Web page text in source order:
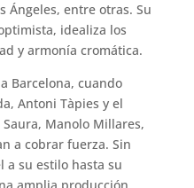
Ángeles, entre otras. Su
idealiza los
y armonía cromática.
Barcelona, cuando
Antoni Tàpies y el
Saura, Manolo Millares,
a cobrar fuerza. Sin
a su estilo hasta su